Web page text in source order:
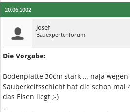
20.06.2002
Josef
Bauexpertenforum
Die Vorgabe:
Bodenplatte 30cm stark ... naja
Sauberkeitsschicht hat die schon mal
das Eisen liegt ;-)
-